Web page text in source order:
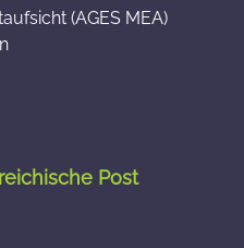
(AGES MEA)
Post